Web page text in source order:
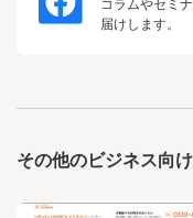
コラムやセミ
届けします。
その他のビジネス向